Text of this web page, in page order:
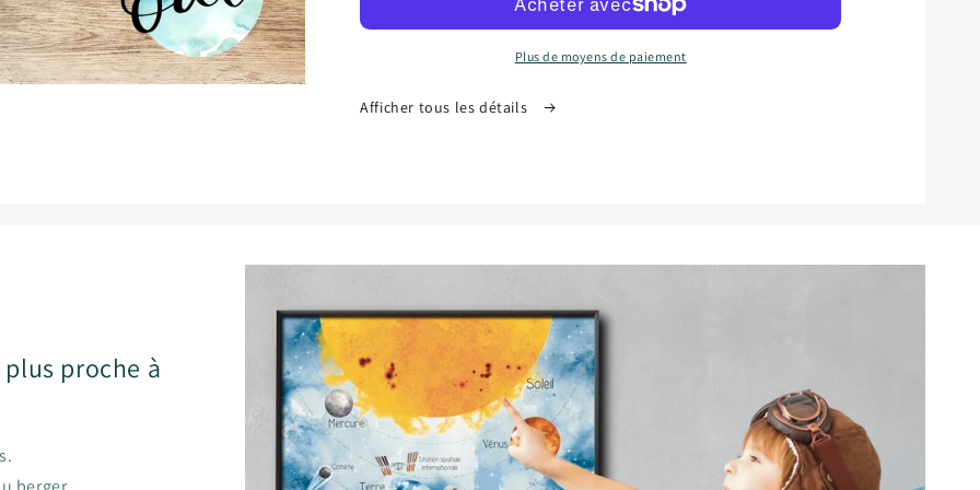
bois
bois
Plus de moyens de paiement
Afficher tous les détails
proche à